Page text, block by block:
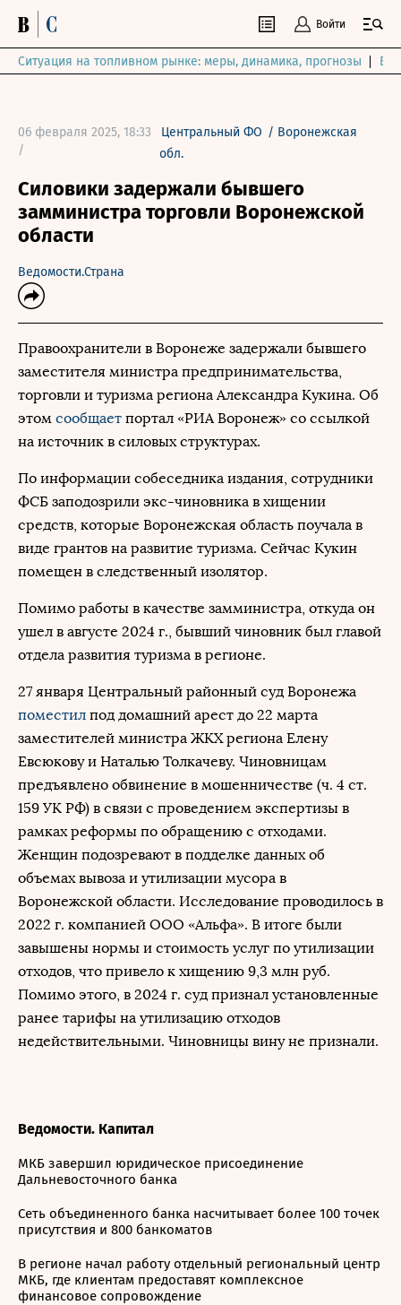
Войти
Ситуация на топливном рынке: меры, динамика, прогнозы
06 февраля 2025, 18:33
/
Центральный ФО / Воронежская
обл.
Силовики задержали бывшего
замминистра торговли Воронежской
области
Ведомости.Страна
Правоохранители в Воронеже задержали бывшего
заместителя министра предпринимательства,
торговли и туризма региона Александра Кукина. Об
этом сообщает портал «РИА Воронеж» со ссылкой
на источник в силовых структурах.
По информации собеседника издания, сотрудники
ФСБ заподозрили экс-чиновника в хищении
средств, которые Воронежская область поучала в
виде грантов на развитие туризма. Сейчас Кукин
помещен в следственный изолятор.
Помимо работы в качестве замминистра, откуда он
ушел в августе 2024 г., бывший чиновник был главой
отдела развития туризма в регионе.
27 января Центральный районный суд Воронежа
поместил под домашний арест до 22 марта
заместителей министра ЖКХ региона Елену
Евсюкову и Наталью Толкачеву. Чиновницам
предъявлено обвинение в мошенничестве (ч. 4 ст.
159 УК РФ) в связи с проведением экспертизы в
рамках реформы по обращению с отходами.
Женщин подозревают в подделке данных об
объемах вывоза и утилизации мусора в
Воронежской области. Исследование проводилось в
2022 г. компанией ООО «Альфа». В итоге были
завышены нормы и стоимость услуг по утилизации
отходов, что привело к хищению 9,3 млн руб.
Помимо этого, в 2024 г. суд признал установленные
ранее тарифы на утилизацию отходов
недействительными. Чиновницы вину не признали.
Ведомости. Капитал
МКБ завершил юридическое присоединение
Дальневосточного банка
Сеть объединенного банка насчитывает более 100 точек
присутствия и 800 банкоматов
В регионе начал работу отдельный региональный центр
МКБ, где клиентам предоставят комплексное
финансовое сопровождение